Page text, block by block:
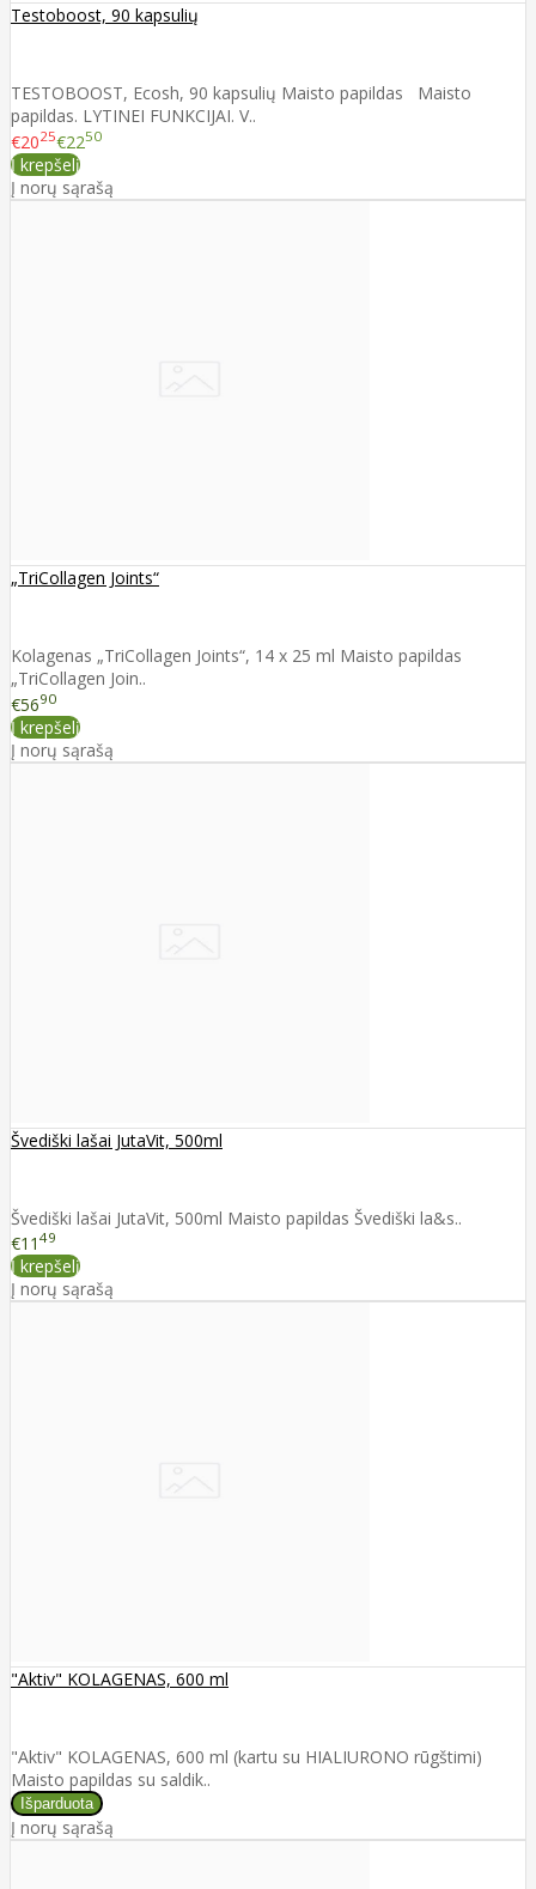
Testoboost, 90 kapsulių
TESTOBOOST, Ecosh, 90 kapsulių Maisto papildas Maisto
papildas. LYTINEI FUNKCIJAI. V..
€2025€2250
Į krepšelį
Į norų sąrašą
„TriCollagen Joints“
Kolagenas „TriCollagen Joints“, 14 x 25 ml Maisto papildas
„TriCollagen Join..
€5690
Į krepšelį
Į norų sąrašą
Švediški lašai JutaVit, 500ml
Švediški lašai JutaVit, 500ml Maisto papildas Švediški la&s..
€11 49
Į krepšelį
Į norų sąrašą
"Aktiv" KOLAGENAS, 600 ml
"Aktiv" KOLAGENAS, 600 ml (kartu su HIALIURONO rūgštimi)
Maisto papildas su saldik..
Į norų sąrašą